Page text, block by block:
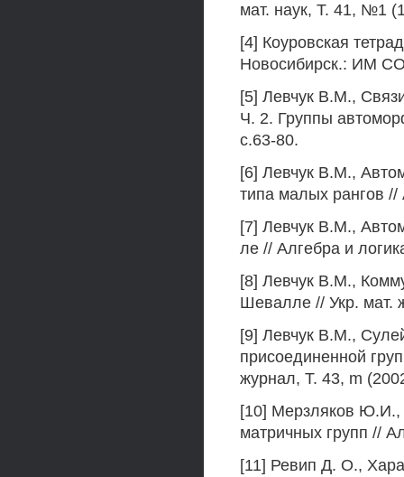
мат. наук, Т. 41, №1
[4] Коуровская
Новосибирск.: ИМ
[5] Левчук В.М.,
Ч. 2. Группы
с.63-80.
[6] Левчук В.М.,
типа малых рангов
[7] Левчук В.М.,
ле // Алгебра и
[8] Левчук В.М.,
Шевалле // Укр. мат.
[9] Левчук В.М.,
присоединенной
журнал, Т. 43, m
[10] Мерзляков Ю.И.,
матричных групп //
[11] Ревип Д. О.,